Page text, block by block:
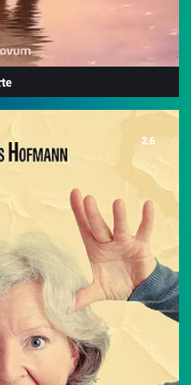
2.6